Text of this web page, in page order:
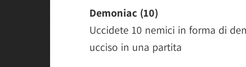
Demoniac (10)
Uccidete 10 nemici in forma di
ucciso in una partita